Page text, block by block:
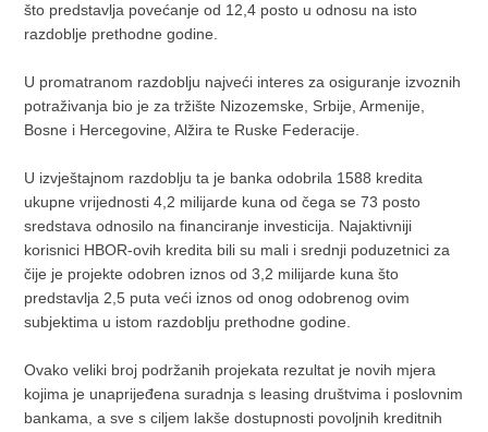
što predstavlja povećanje od 12,4 posto u odnosu na isto
razdoblje prethodne godine.
U promatranom razdoblju najveći interes za osiguranje izvoznih
potraživanja bio je za tržište Nizozemske, Srbije, Armenije,
Bosne i Hercegovine, Alžira te Ruske Federacije.
U izvještajnom razdoblju ta je banka odobrila 1588 kredita
ukupne vrijednosti 4,2 milijarde kuna od čega se 73 posto
sredstava odnosilo na financiranje investicija. Najaktivniji
korisnici HBOR-ovih kredita bili su mali i srednji poduzetnici za
čije je projekte odobren iznos od 3,2 milijarde kuna što
predstavlja 2,5 puta veći iznos od onog odobrenog ovim
subjektima u istom razdoblju prethodne godine.
Ovako veliki broj podržanih projekata rezultat je novih mjera
kojima je unaprijeđena suradnja s leasing društvima i poslovnim
bankama, a sve s ciljem lakše dostupnosti povoljnih kreditnih